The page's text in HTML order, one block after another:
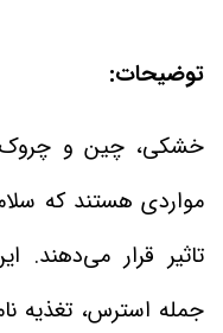
توضیحات:
خشکی، چین و
مواردی هستند که
تاثیر قرار می‌دهند.
جمله استرس، تغذیه